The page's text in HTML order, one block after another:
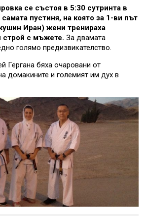
се състоя в 5:30 сутринта в
пустиня, на която за 1-ви път
Иран) жени тренираха
с мъжете. За двамата
голямо предизвикателство.
Гергана бяха очаровани от
домакините и големият им дух в